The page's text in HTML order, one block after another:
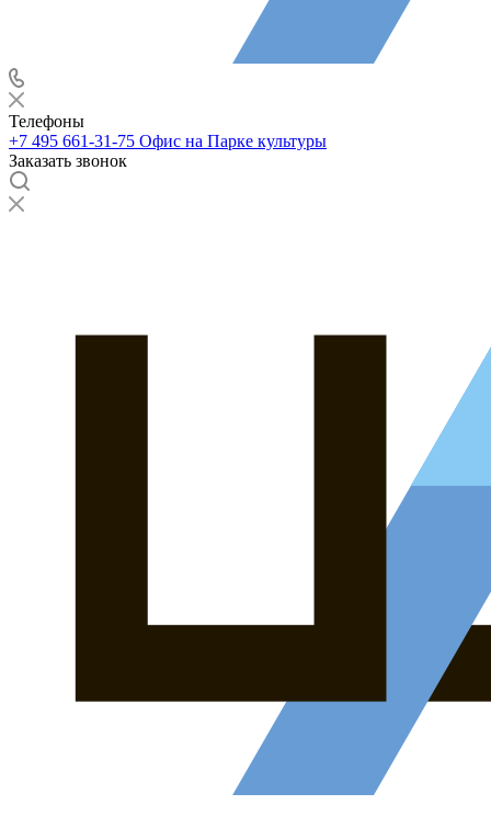
Телефоны
+7 495 661-31-75 Офис на Парке культуры
Заказать звонок